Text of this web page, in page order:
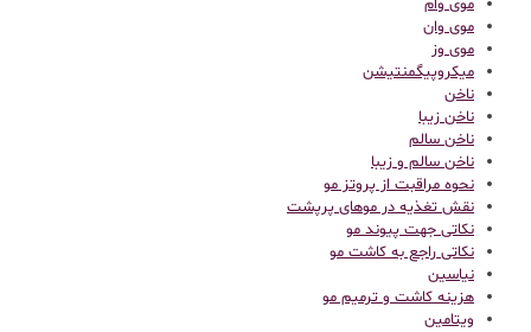
موی وام
موی وان
موی وز
میکروپیگمنتیشن
ناخن
ناخن زیبا
ناخن سالم
ناخن سالم و زیبا
نحوه مراقبت از پروتز مو
نقش تغذیه در موهای پرپشت
نکاتی جهت پیوند مو
نکاتی راجع به کاشت مو
نیاسین
هزینه کاشت و ترمیم مو
ویتامین